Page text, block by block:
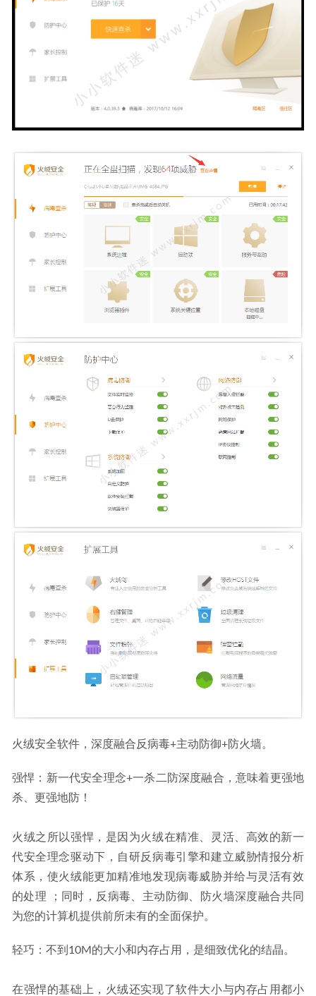
火绒安全软件，深度融合反病毒+主动防御+防火墙。
强悍：新一代安全理念+一杀二防深度融合，意味着更强地
杀、更强地防！
火绒之所以强悍，是因为火绒在精准、灵活、高效的新一
代安全理念驱动下，自研反病毒引擎和建立威胁情报分析
体系，使火绒能更加精准地发现病毒威胁并给与灵活有效
的处理 ；同时，反病毒、主动防御、防火墙深度融合共同
为您的计算机提供前所未有的全面保护。
轻巧：不到10M的大小和内存占用，是细致优化的结晶。
在强悍的基础上，火绒还实现了软件大小与内存占用都小